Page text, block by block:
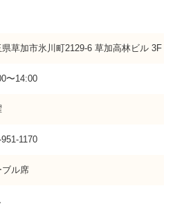
県草加市氷川町2129-6 草加高林ビル 3F
〜14:00
1170
ブル席